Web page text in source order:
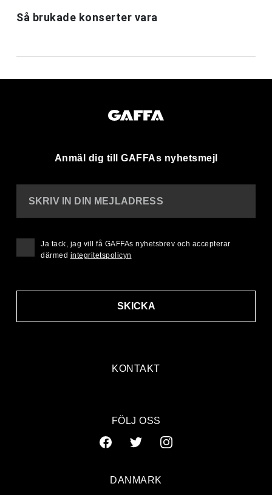
Så brukade konserter vara
Anmäl dig till GAFFAs nyhetsmejl
KONTAKT
SKRIV IN DIN MEJLADRESS
SKICKA
Ja tack, jag vill få GAFFAs nyhetsbrev och accepterar
därmed integritetspolicyn
FÖLJ OSS
DANMARK